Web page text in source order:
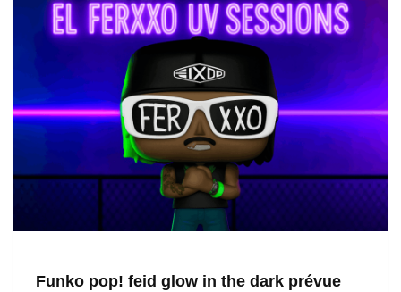
Funko pop! feid glow in the dark prévue